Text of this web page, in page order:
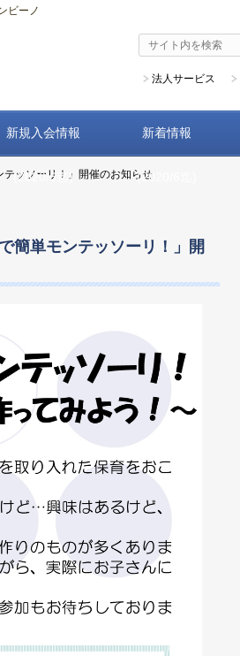
ビーノ
法人サービス
新規入会情報
(2020/6迄)
新着情報
(2020/6迄)
ッソーリ！」開催のお知らせ
簡単モンテッソーリ！」開